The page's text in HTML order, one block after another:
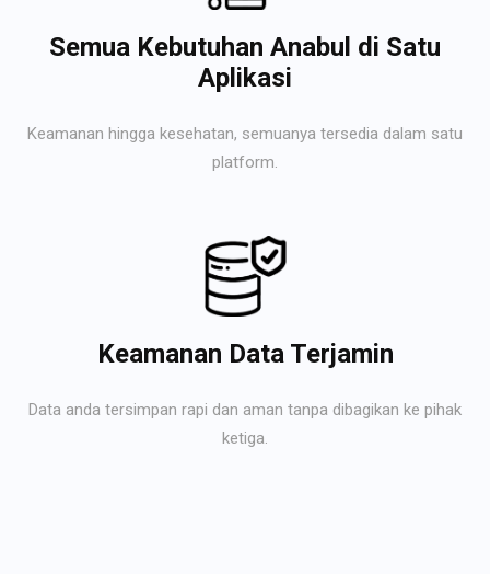
Semua Kebutuhan Anabul di Satu
Aplikasi
Keamanan hingga kesehatan, semuanya tersedia dalam satu
platform.
Keamanan Data Terjamin
Data anda tersimpan rapi dan aman tanpa dibagikan ke pihak
ketiga.